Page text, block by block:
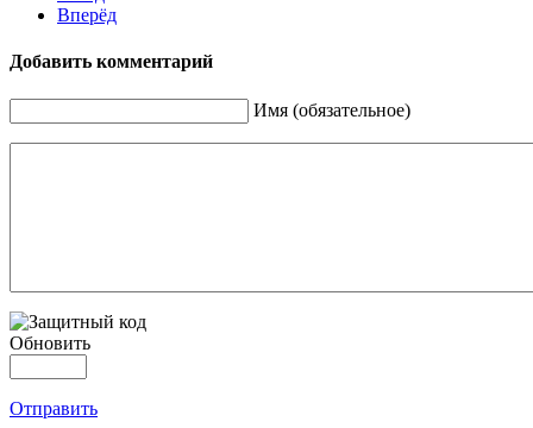
Вперёд
Добавить комментарий
Имя (обязательное)
Обновить
Отправить